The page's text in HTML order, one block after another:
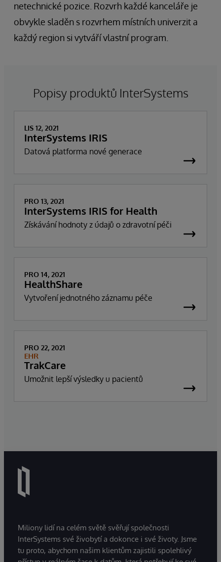
netechnické pozice. Rozvrh každé kanceláře je
obvykle sladěn s rozvrhem místních univerzit a
každý region si vytváří vlastní program.
Popisy produktů InterSystems
LIS 12, 2021
InterSystems IRIS
Datová platforma nové generace
PRO 13, 2021
InterSystems IRIS for Health
Získávání hodnoty z údajů o zdravotní péči
PRO 14, 2021
HealthShare
Vytvoření jednotného záznamu péče
PRO 22, 2021
EHR
TrakCare
Umožnit lepší výsledky u pacientů
Miliony lidí na celém světě svěřují společnosti
InterSystems své živobytí a dokonce i své životy. Jsme
tu proto, abychom našim klientům zajistili spolehlivý